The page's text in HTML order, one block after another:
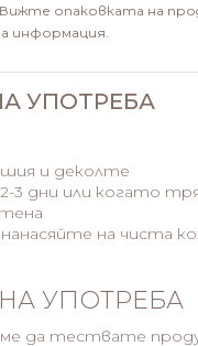
опаковката на
информация.
УПОТРЕБА
шия и деколте
3 дни или когато
на чиста
УПОТРЕБА
да тествате